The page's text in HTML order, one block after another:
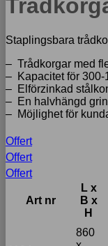
Staplingsbara
– Trådkorgar med
– Kapacitet för 300-
– Elförzinkad
– En halvhängd
– Möjlighet för
Offert
Offert
Offert
Art nr
L x
B x
H
860